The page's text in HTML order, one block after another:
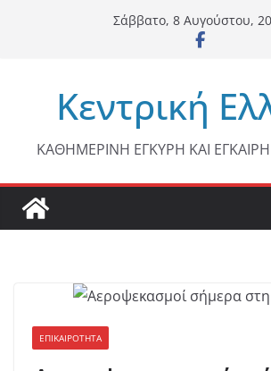
Σάββατο, 8 Αυγούστου,
Κεντρική
ΚΑΘΗΜΕΡΙΝΗ ΕΓΚΥΡΗ ΚΑΙ
ΕΠΙΚΑΙΡΟΤΗΤΑ